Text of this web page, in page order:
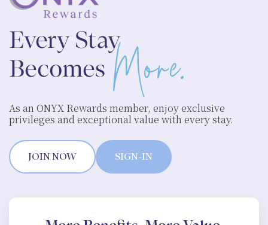
As an ONYX Rewards member, enjoy exclusive
privileges and exceptional value with every stay.
JOIN NOW SIGN-IN